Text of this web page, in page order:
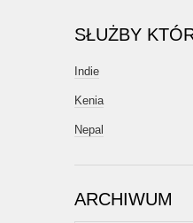
SŁUŻBY
Indie
Kenia
Nepal
ARCHIWUM